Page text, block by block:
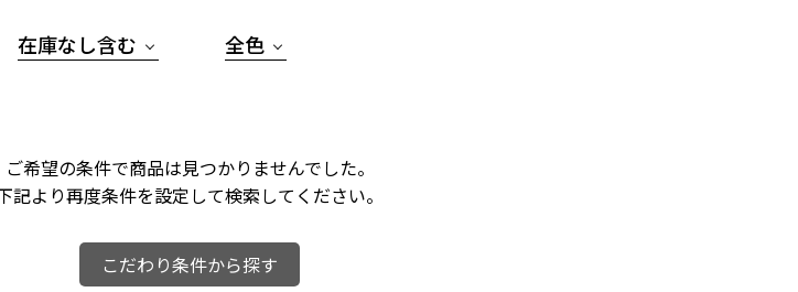
在庫なし含む 全色
ご希望の条件で商品は見つかりませんでした。
記より再度条件を設定して検索してください。
こだわり条件から探す